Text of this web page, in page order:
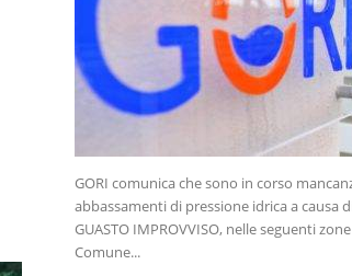
GORI comunica che sono in corso
abbassamenti di pressione idrica a causa
GUASTO IMPROVVISO, nelle seguenti
Comune...